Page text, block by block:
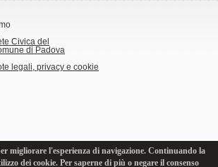
Civica del
di Padova
legali, privacy e cookie
migliorare l'esperienza di navigazione. Continuando la
dei cookie. Per saperne di più o negare il consenso